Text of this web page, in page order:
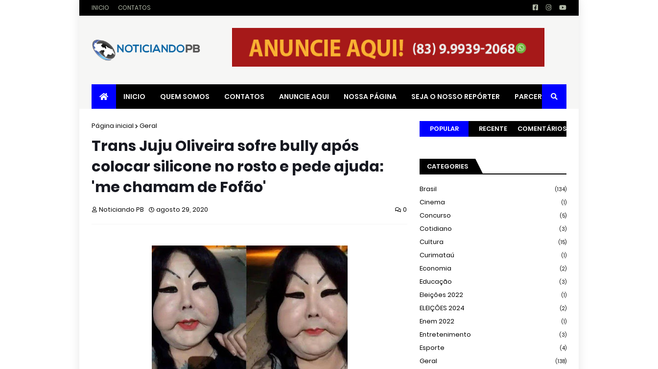
INICIO CONTATOS
INICIO QUEM SOMOS CONTATOS ANUNCIE AQUI NOSSA PÁGINA SEJA O NOSSO REPÓRTER PARCERIAS
Página inicial Geral
Trans Juju Oliveira sofre bully após
colocar silicone no rosto e pede ajuda:
'me chamam de Fofão'
Noticiando PB agosto 29, 2020 0
POPULAR RECENTE COMENTÁRIOS
CATEGORIES
Brasil (134)
Cinema (1)
Concurso (5)
Cotidiano (3)
Cultura (15)
Curimataú (1)
Economia (2)
Educação (3)
Eleições 2022 (1)
ELEIÇÕES 2024 (2)
Enem 2022 (1)
Entretenimento (3)
Esporte (4)
Geral (138)